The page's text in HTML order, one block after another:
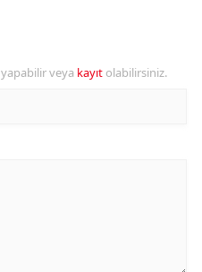
yapabilir veya kayıt olabilirsiniz.